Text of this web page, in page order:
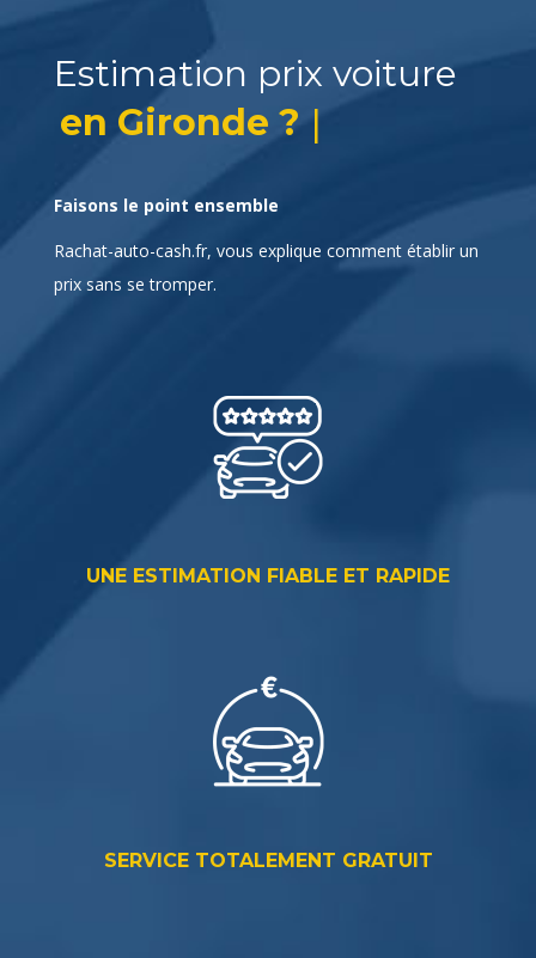
Estimation prix voiture
en |
Faisons le point ensemble
Rachat-auto-cash.fr, vous explique comment établir un
prix sans se tromper.
UNE ESTIMATION FIABLE ET RAPIDE
SERVICE TOTALEMENT GRATUIT